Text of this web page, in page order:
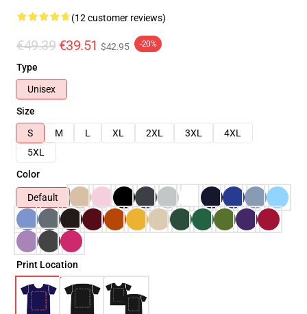
(12 customer reviews)
€49.39 €39.51 $42.95 -20%
Type
Unisex
Size
S
M L XL 2XL 3XL
4XL
5XL
Color
Default
Print Location